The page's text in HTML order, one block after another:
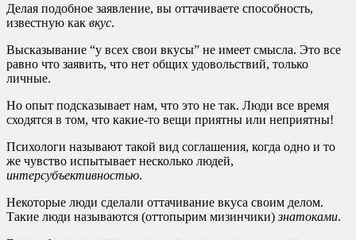
Делая подобное заявление, вы оттачиваете способность,
известную как вкус.
Высказывание “у всех свои вкусы” не имеет смысла. Это все
равно что заявить, что нет общих удовольствий, только
личные.
Но опыт подсказывает нам, что это не так. Люди все время
сходятся в том, что какие-то вещи приятны или неприятны!
Психологи называют такой вид соглашения, когда одно и то
же чувство испытывает несколько людей,
интерсубъективностью.
Некоторые люди сделали оттачивание вкуса своим делом.
Такие люди называются (оттопырим мизинчики) знатоками.